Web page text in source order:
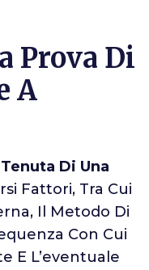
Prova Di
A
Di Una
Fattori, Tra Cui
Il Metodo Di
Con Cui
E L’eventuale